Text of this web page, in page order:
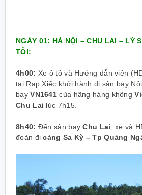
NGÀY 01: HÀ NỘI – CHU LAI – LÝ
TỐI:
4h00: Xe ô tô và Hướng dẫn viên
tại Rạp Xiếc khởi hành đi sân bay
bayVN1641 của hãng hàng không
Chu Lai lúc 7h15.
8h40: Đến sân bayChu Lai , xe và
đoàn đicảng Sa Kỳ – Tp Quảng